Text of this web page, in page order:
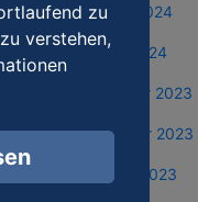
Februar 2024
Januar 2024
Dezember 2023
November 2023
Oktober 2023
zu
verstehen,